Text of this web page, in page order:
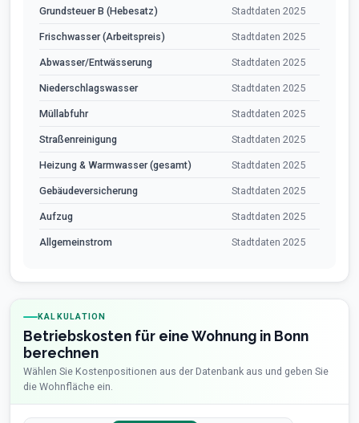
Grundsteuer B (Hebesatz) Stadtdaten 2025
Frischwasser (Arbeitspreis) Stadtdaten 2025
Abwasser/Entwässerung Stadtdaten 2025
Niederschlagswasser Stadtdaten 2025
Müllabfuhr Stadtdaten 2025
Straßenreinigung Stadtdaten 2025
Heizung & Warmwasser (gesamt) Stadtdaten 2025
Gebäudeversicherung Stadtdaten 2025
Aufzug Stadtdaten 2025
Allgemeinstrom Stadtdaten 2025
KALKULATION
Betriebskosten für eine Wohnung in Bonn
berechnen
Wählen Sie Kostenpositionen aus der Datenbank aus und geben Sie
die Wohnfläche ein.